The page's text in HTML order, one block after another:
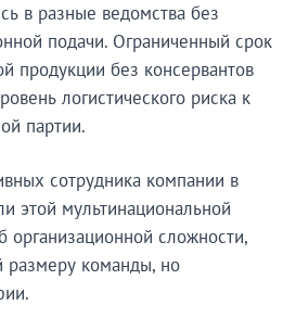
в разные ведомства без
подачи. Ограниченный срок
продукции без консервантов
логистического риска к
партии.
сотрудника компании в
этой мультинациональной
сложности,
размеру команды, но